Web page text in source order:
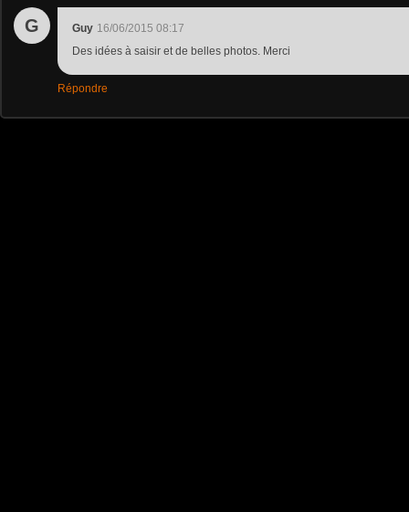
G Guy 16/06/2015 08:17
Des idées à saisir et de belles photos. Merci
Répondre